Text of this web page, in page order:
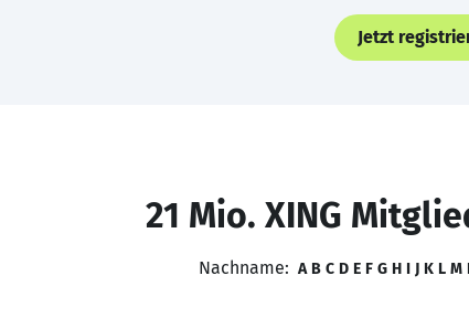
Jetzt
21 Mio. XING
Nachname: A B C D E F G H I J K L M